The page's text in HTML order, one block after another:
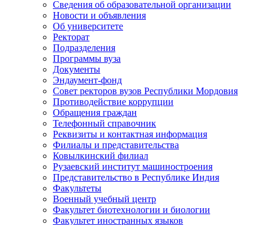
Сведения об образовательной организации
Новости и объявления
Об университете
Ректорат
Подразделения
Программы вуза
Документы
Эндаумент-фонд
Совет ректоров вузов Республики Мордовия
Противодействие коррупции
Обращения граждан
Телефонный справочник
Реквизиты и контактная информация
Филиалы и представительства
Ковылкинский филиал
Рузаевский институт машиностроения
Представительство в Республике Индия
Факультеты
Военный учебный центр
Факультет биотехнологии и биологии
Факультет иностранных языков